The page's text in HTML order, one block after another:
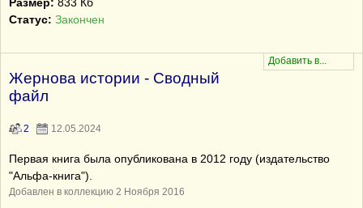
Статус: Закончен
Жернова истории - Сводный
файл
2 12.05.2024
Первая книга была опубликована в 2012 году (издательство
"Альфа-книга").
Добавлен в коллекцию 2 Ноября 2016